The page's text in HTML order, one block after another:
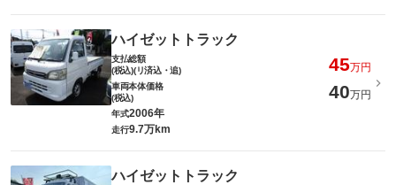
ハイゼットトラック
支払総額
(税込)(リ済込・追)
45万円
車両本体価格
(税込)
40万円
年式2006年
走行9.7万km
ハイゼットトラック